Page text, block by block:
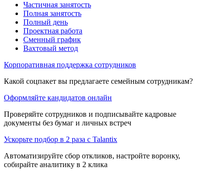
Частичная занятость
Полная занятость
Полный день
Проектная работа
Сменный график
Вахтовый метод
Корпоративная поддержка сотрудников
Какой соцпакет вы предлагаете семейным сотрудникам?
Оформляйте кандидатов онлайн
Проверяйте сотрудников и подписывайте кадровые
документы без бумаг и личных встреч
Ускорьте подбор в 2 раза с Talantix
Автоматизируйте сбор откликов, настройте воронку,
собирайте аналитику в 2 клика